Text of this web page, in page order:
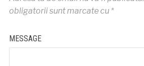
obligatorii sunt marcate cu *
MESSAGE